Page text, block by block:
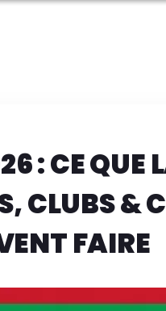
: CE QUE
CLUBS &
FAIRE